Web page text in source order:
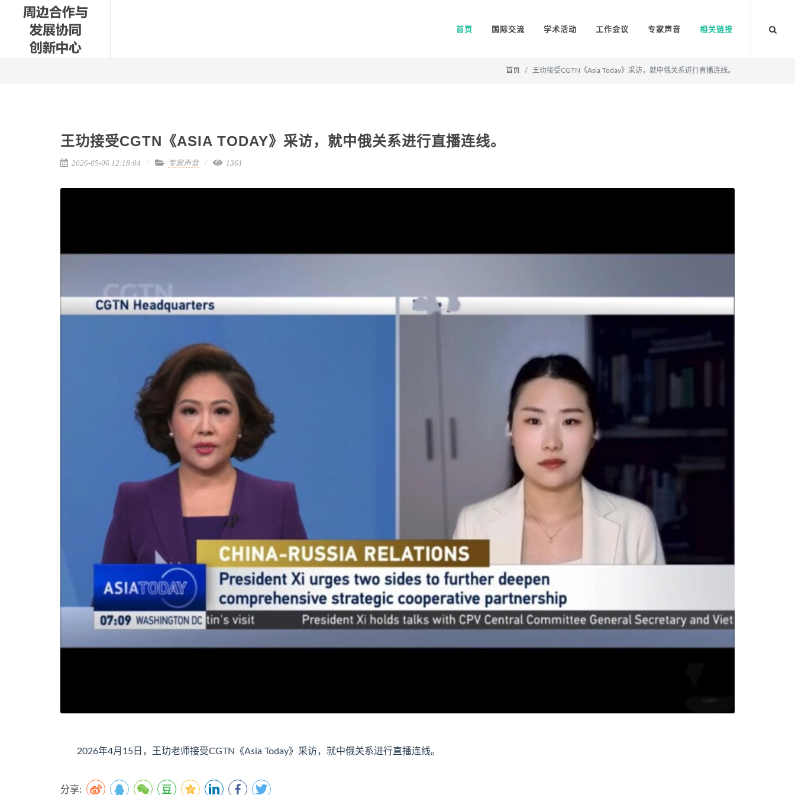
首页 国际交流 学术活动 工作会议 专家声音 相关链接
首页 王玏接受CGTN《Asia Today》采访，就中俄关系进行直播连线。
王玏接受CGTN《ASIA TODAY》采访，就中俄关系进行直播连线。
2026-05-06 12:18:04 专家声音 1361
2026年4月15日，王玏老师接受CGTN《Asia Today》采访，就中俄关系进行直播连线。
分享: